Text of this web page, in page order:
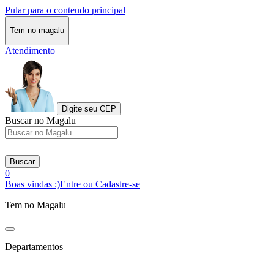
Pular para o conteudo principal
Tem no magalu
Atendimento
Digite seu CEP
Buscar no Magalu
Buscar
0
Boas vindas :)Entre ou Cadastre-se
Tem no Magalu
Departamentos